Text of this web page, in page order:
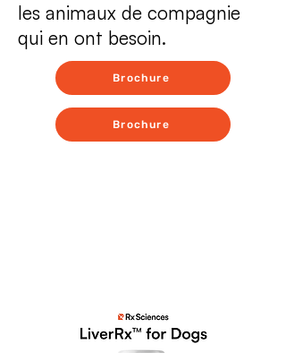
les animaux de compagnie
qui en ont besoin.
Brochure
Brochure